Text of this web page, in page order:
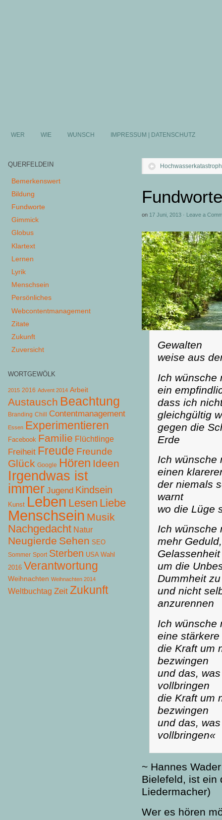
WER WIE WUNSCH IMPRESSUM | DATENSCHUTZ
on 17 Juni, 2013 · Leave a
Gewalten
weise aus
Ich wünsche
ein
dass ich
gleichgültig
gegen die
Erde
Ich wünsche
einen
der niemals
warnt
wo die Lüge
Ich wünsche
mehr
Gelassenheit
um die
Dummheit
und nicht
anzurennen
Ich wünsche
eine
die Kraft um
bezwingen
und das,
vollbringen
die Kraft um
bezwingen
und das,
vollbringen«
~ Hannes
Bielefeld, ist ein
Liedermacher)
Wer es hören
QUERFELDEIN
Bemerkenswert
Bildung
Fundworte
Gimmick
Globus
Klartext
Lernen
Lyrik
Menschsein
Persönliches
Webcontentmanagement
Zitate
Zukunft
Zuversicht
WORTGEWÖLK
2015 2016 Advent 2014 Arbeit
Austausch Beachtung
Branding Chill Contentmanagement
Essen Experimentieren
Facebook Familie Flüchtlinge
Freiheit Freude Freunde
Glück Google Hören Ideen
Irgendwas ist
immer Jugend Kindsein
Kunst Leben Lesen Liebe
Menschsein Musik
Nachgedacht Natur
Neugierde Sehen SEO
Sommer Sport Sterben USA Wahl
2016 Verantwortung
Weihnachten Weihnachten 2014
Weltbuchtag Zeit Zukunft